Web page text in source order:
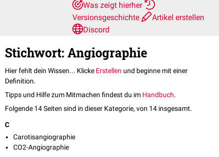
Was zeigt hierher
Versionsgeschichte
Artikel erstellen
Discord
Stichwort: Angiographie
Hier fehlt dein Wissen... Klicke Erstellen und beginne mit einer
Definition.
Tipps und Hilfe zum Mitmachen findest du im Handbuch.
Folgende 14 Seiten sind in dieser Kategorie, von 14 insgesamt.
C
Carotisangiographie
CO2-Angiographie